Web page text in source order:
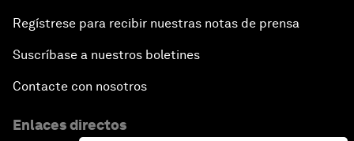
Regístrese para recibir nuestras notas de prensa
Suscríbase a nuestros boletines
Contacte con nosotros
Enlaces directos